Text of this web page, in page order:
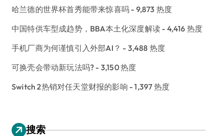
哈兰德的世界杯首秀能带来惊喜吗 - 9,873 热度
中国特供车型成趋势，BBA本土化深度解读 - 4,416 热度
手机厂商为何谨慎引入外部AI？ - 3,488 热度
可换壳会带动新玩法吗? - 3,150 热度
Switch 2热销对任天堂财报的影响 - 1,397 热度
搜索